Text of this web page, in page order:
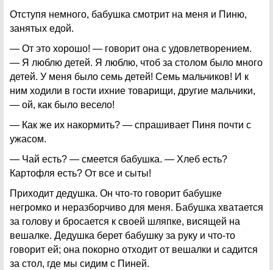
Отступя немного, бабушка смотрит на меня и Пиню,
занятых едой.
— От это хорошо! — говорит она с удовлетворением.
— Я люблю детей. Я люблю, чтоб за столом было много
детей. У меня было семь детей! Семь мальчиков! И к
ним ходили в гости ихние товарищи, другие мальчики,
— ой, как было весело!
— Как же их накормить? — спрашивает Пиня почти с
ужасом.
— Чай есть? — смеется бабушка. — Хлеб есть?
Картофля есть? От все и сыты!
Приходит дедушка. Он что-то говорит бабушке
негромко и неразборчиво для меня. Бабушка хватается
за голову и бросается к своей шляпке, висящей на
вешалке. Дедушка берет бабушку за руку и что-то
говорит ей; она покорно отходит от вешалки и садится
за стол, где мы сидим с Пиней.